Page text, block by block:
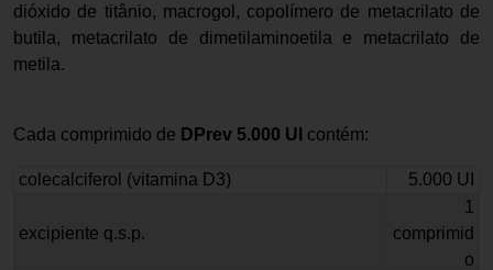
dióxido de titânio, macrogol, copolímero de metacrilato de
butila, metacrilato de dimetilaminoetila e metacrilato de
metila.
Cada comprimido de DPrev 5.000 UI contém:
colecalciferol (vitamina D3) 5.000 UI
excipiente q.s.p.
1
comprimid
o